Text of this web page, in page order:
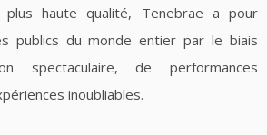
haute qualité, Tenebrae a pour
publics du monde entier par le biais
spectaculaire, de performances
inoubliables.